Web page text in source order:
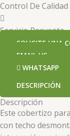
Control De Calidad
Servicio Posventa
SOLICITE UNA
EMAIL US
WHATSAPP
DESCRIPCIÓN
Descripción
Este cobertizo
con techo